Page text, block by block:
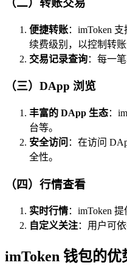
（二）转账交易
便捷转账：imToken
续费级别，以控制转账
交易记录查询：每一
（三）DApp 浏览
丰富的 DApp 生态：
台等。
安全访问 ：在访问
全性。
（四）行情查看
实时行情：imToken
自定义关注：用户可
imToken 钱包的优